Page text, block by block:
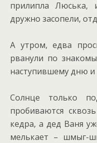
прилипла Люська,
дружно засопели,
А утром, едва
рванули по
наступившему дню и
Солнце только
пробиваются
кедра, а дед Ваня
мелькает – шмыг-